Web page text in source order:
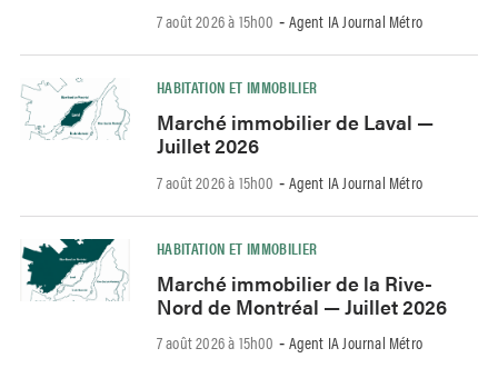
7 août 2026 à 15h00 - Agent IA Journal Métro
HABITATION ET IMMOBILIER
Marché immobilier de Laval —
Juillet 2026
7 août 2026 à 15h00 - Agent IA Journal Métro
HABITATION ET IMMOBILIER
Marché immobilier de la Rive-
Nord de Montréal — Juillet 2026
7 août 2026 à 15h00 - Agent IA Journal Métro